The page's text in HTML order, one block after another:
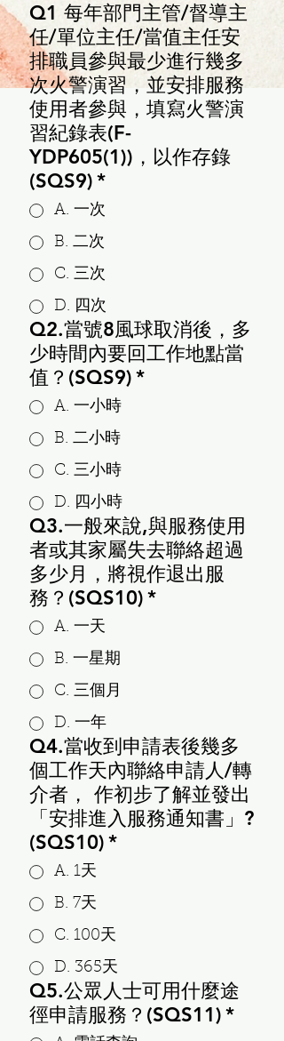
Q1 每年部門主管/督導主
任/單位主任/當值主任安
排職員參與最少進行幾多
次火警演習，並安排服務
使用者參與，填寫火警演
習紀錄表(F-
YDP605(1))，以作存錄
(SQS9)*
A. 一次
B. 二次
C. 三次
D. 四次
Q2.當號8風球取消後，多
少時間內要回工作地點當
值？(SQS9)*
A. 一小時
B. 二小時
C. 三小時
D. 四小時
Q3.一般來說,與服務使用
者或其家屬失去聯絡超過
多少月，將視作退出服
務？(SQS10)*
A. 一天
B. 一星期
C. 三個月
D. 一年
Q4.當收到申請表後幾多
個工作天內聯絡申請人/轉
介者， 作初步了解並發出
「安排進入服務通知書」?
(SQS10)*
A. 1天
B. 7天
C. 100天
D. 365天
Q5.公眾人士可用什麼途
徑申請服務？(SQS11)*